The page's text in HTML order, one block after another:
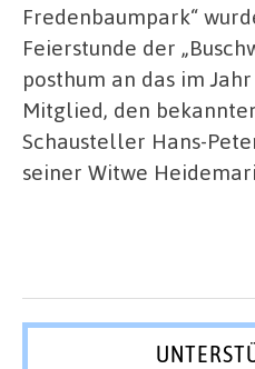
Fredenbaumpark“
Feierstunde der
posthum an das im
Mitglied, den
Schausteller Hans-
seiner Witwe